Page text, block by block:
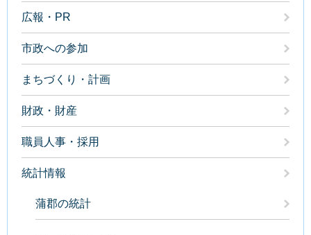
広報・PR
市政への参加
まちづくり・計画
財政・財産
職員人事・採用
統計情報
蒲郡の統計